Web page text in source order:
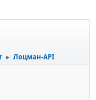
► Лоцман-API